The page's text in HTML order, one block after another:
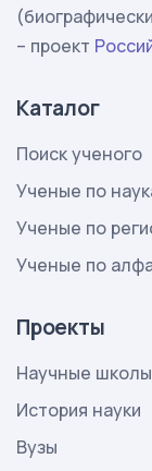
– проект
Каталог
Поиск ученого
Ученые по
Ученые по
Ученые по
Проекты
Научные школы
История науки
Вузы